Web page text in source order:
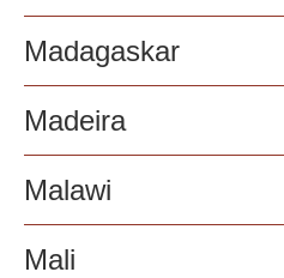
Madagaskar
Madeira
Malawi
Mali